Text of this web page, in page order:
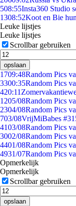
508:55Insta360 Studio
1308:52Koot en Bie
Leuke lijstjes
Leuke lijstjes
Scrollbar gebruiken
opslaan
1709:48Random Pics
3300:35Random Pics
420:11
1205/08Random Pics
2304/08Random Pics
703/08VrijMiBabes
4103/08Random Pics
3002/08Random Pics
4401/08Random Pics
4931/07Random Pics
Opmerkelijk
Opmerkelijk
Scrollbar gebruiken
opslaan